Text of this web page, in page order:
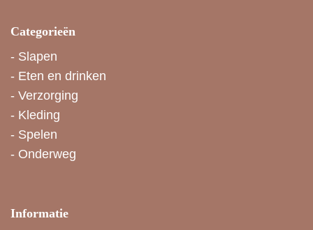
Categorieën
- Slapen
- Eten en drinken
- Verzorging
- Kleding
- Spelen
- Onderweg
Informatie